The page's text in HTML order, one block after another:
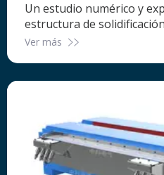
Un estudio numérico y
estructura de
de acero Fe-Cr-Ni
Ver más